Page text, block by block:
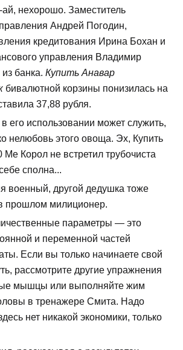
ай, нехорошо. Заместитель
Андрей Погодин,
кредитования Ирина Бохан и
управления Владимир
банка. Купить Анавар
бивалютной корзины понизилась на
37,88 рубля.
его использовании может служить,
нелюбовь этого овоща. Эх, Купить
Корол не встретил трубочиста
сполна...
военный, другой дедушка тоже
прошлом милиционер.
параметры — это
и переменной частей
Если вы только начинаете свой
рассмотрите другие упражнения
мышцы или выполняйте жим
в тренажере Смита. Надо
нет никакой экономики, только